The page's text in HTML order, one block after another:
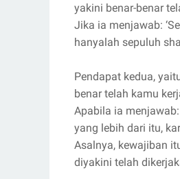
yakini benar-benar
Jika ia menjawab:
hanyalah sepuluh
Pendapat kedua,
benar telah kamu
Apabila ia
yang lebih dari itu,
Asalnya, kewajiban
diyakini telah